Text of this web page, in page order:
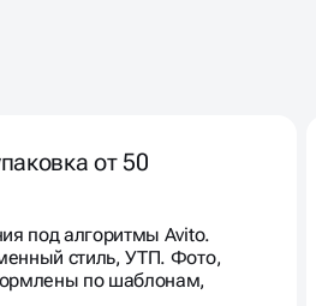
от 50
под алгоритмы Avito.
стиль, УТП. Фото,
по шаблонам,